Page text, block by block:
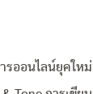
รออนไลน์ยุคใหม่